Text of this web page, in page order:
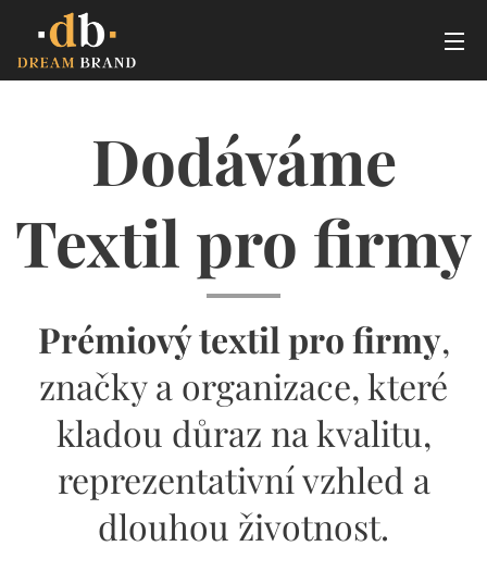
Dodáváme
Textil pro firmy
Prémiový textil pro firmy,
značky a organizace, které
kladou důraz na kvalitu,
reprezentativní vzhled a
dlouhou životnost.